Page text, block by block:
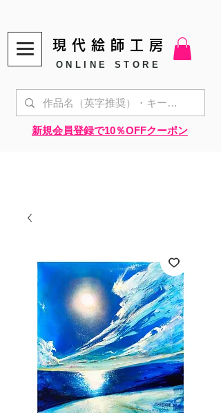
現代絵師工房
ONLINE STORE
​新規会員登録で10％OFFクーポン